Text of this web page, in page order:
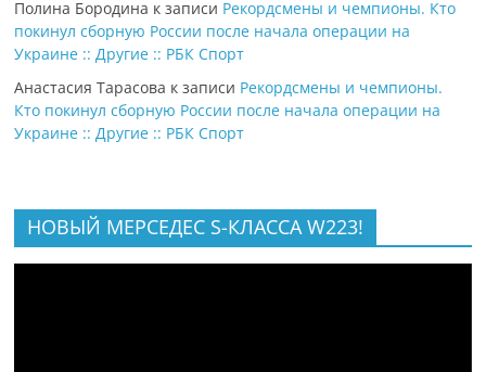
Полина Бородина к записи Рекордсмены и чемпионы. Кто
покинул сборную России после начала операции на
Украине :: Другие :: РБК Спорт
Анастасия Тарасова к записи Рекордсмены и чемпионы.
Кто покинул сборную России после начала операции на
Украине :: Другие :: РБК Спорт
НОВЫЙ МЕРСЕДЕС S-КЛАССА W223!